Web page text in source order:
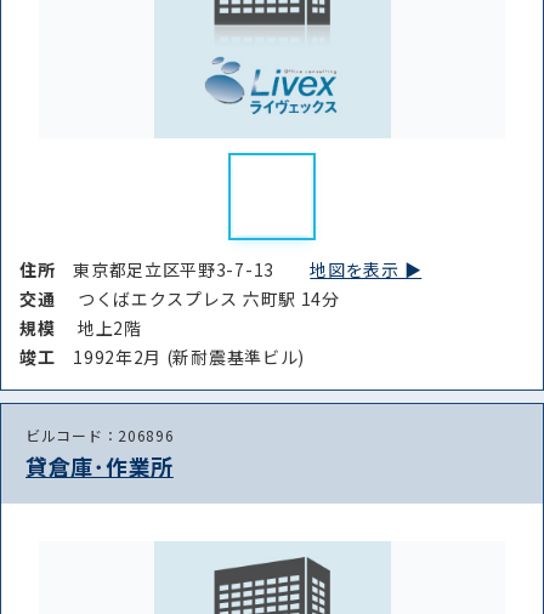
住所東京都足立区平野3-7-13地図を表示 ▶︎
交通
つくばエクスプレス 六町駅 14分
規模
地上2階
竣⼯ 1992年2月 (新耐震基準ビル)
ビルコード：206896
貸倉庫･作業所